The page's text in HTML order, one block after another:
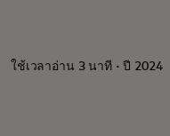
ใช้เวลาอ่าน 3 นาที · ปี 2024